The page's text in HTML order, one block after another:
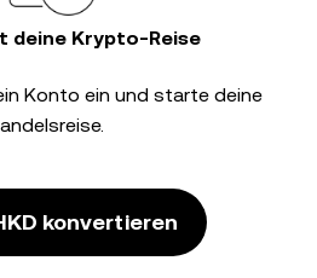
deine Krypto-Reise
Konto ein und starte deine
konvertieren